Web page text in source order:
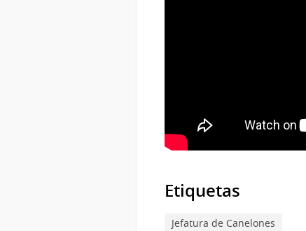
Etiquetas
Jefatura de Canelones